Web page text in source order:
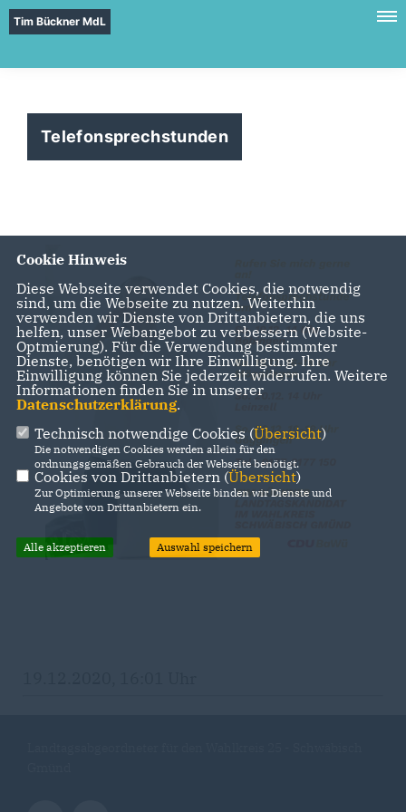
Tim Bückner MdL
Telefonsprechstunden
Cookie Hinweis
Diese Webseite verwendet Cookies, die notwendig
sind, um die Webseite zu nutzen. Weiterhin
verwenden wir Dienste von Drittanbietern, die uns
helfen, unser Webangebot zu verbessern (Website-
Optmierung). Für die Verwendung bestimmter
Dienste, benötigen wir Ihre Einwilligung. Ihre
Einwilligung können Sie jederzeit widerrufen. Weitere
Informationen finden Sie in unserer
Datenschutzerklärung.
Technisch notwendige Cookies (Übersicht)
Die notwendigen Cookies werden allein für den
ordnungsgemäßen Gebrauch der Webseite benötigt.
Cookies von Drittanbietern (Übersicht)
Zur Optimierung unserer Webseite binden wir Dienste und
Angebote von Drittanbietern ein.
Alle akzeptieren Auswahl speichern